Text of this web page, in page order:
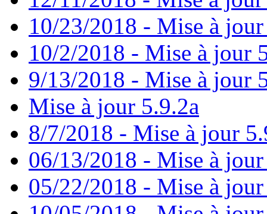
10/23/2018 - Mise à
10/2/2018 - Mise à jour
9/13/2018 - Mise à jour
Mise à jour 5.9.2a
8/7/2018 - Mise à jour
06/13/2018 - Mise à
05/22/2018 - Mise à